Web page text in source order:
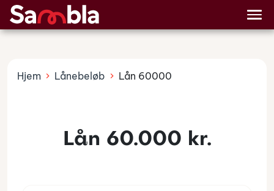
Lånetyper
Hjem Lånebeløb Lån 60000
Lån 60.000 kr.